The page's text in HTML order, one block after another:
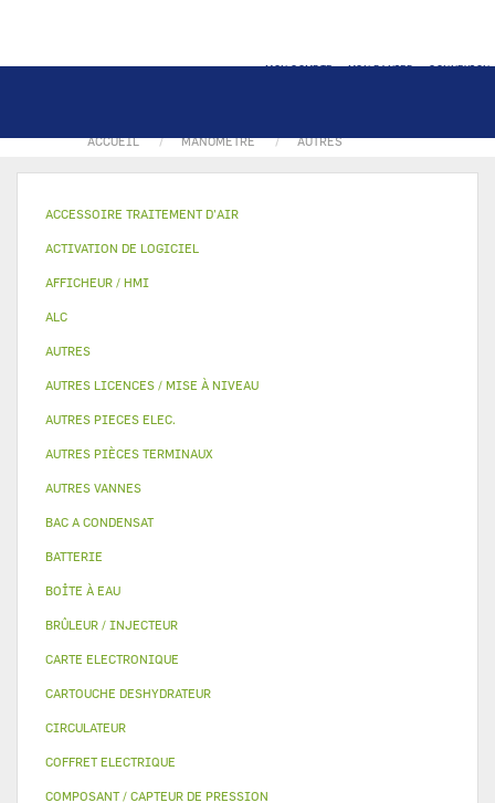
MON COMPTE MON PANIER CONNEXION
ACCUEIL MANOMETRE AUTRES
ACCESSOIRE TRAITEMENT D’AIR
ACTIVATION DE LOGICIEL
AFFICHEUR / HMI
ALC
AUTRES
AUTRES LICENCES / MISE À NIVEAU
AUTRES PIECES ELEC.
AUTRES PIÈCES TERMINAUX
AUTRES VANNES
BAC A CONDENSAT
BATTERIE
BOÎTE À EAU
BRÛLEUR / INJECTEUR
CARTE ELECTRONIQUE
CARTOUCHE DESHYDRATEUR
CIRCULATEUR
COFFRET ELECTRIQUE
COMPOSANT / CAPTEUR DE PRESSION